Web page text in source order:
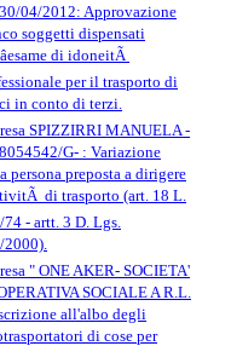
04/2012: Approvazione
soggetti dispensati
di idoneitÃ
per il trasporto di
in conto di terzi.
SPIZZIRRI MANUELA -
G- : Variazione
persona preposta a dirigere
di trasporto (art. 18 L.
- artt. 3 D. Lgs.
" ONE AKER- SOCIETA'
SOCIALE A R.L.
all'albo degli
di cose per